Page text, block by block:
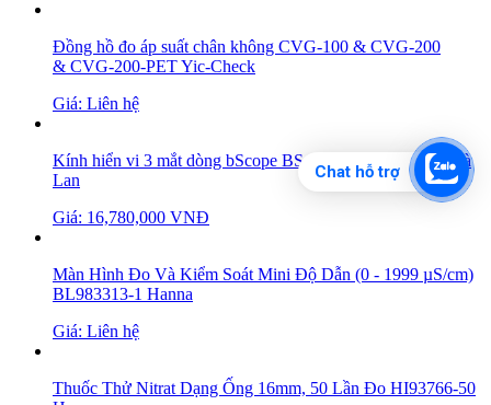
Đồng hồ đo áp suất chân không CVG-100 & CVG-200
& CVG-200-PET Yic-Check
Giá: Liên hệ
Kính hiển vi 3 mắt dòng bScope BS.1153-EPL Euromex Hà
Lan
Giá: 16,780,000 VNĐ
Màn Hình Đo Và Kiểm Soát Mini Độ Dẫn (0 - 1999 µS/cm)
BL983313-1 Hanna
Giá: Liên hệ
Thuốc Thử Nitrat Dạng Ống 16mm, 50 Lần Đo HI93766-50
Chat hỗ trợ